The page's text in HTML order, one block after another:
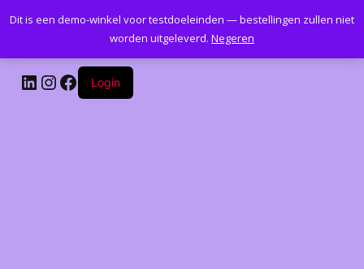
Kantoormeubelenplus.com
LinkedIn
Instagram
Facebook
Login
Dit is een demo-winkel voor testdoeleinden — bestellingen zullen niet
worden uitgeleverd. Negeren